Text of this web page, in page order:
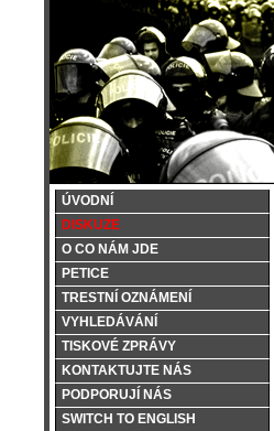
ÚVODNÍ
DISKUZE
O CO NÁM JDE
PETICE
TRESTNÍ OZNÁMENÍ
VYHLEDÁVÁNÍ
TISKOVÉ ZPRÁVY
KONTAKTUJTE NÁS
PODPORUJÍ NÁS
SWITCH TO ENGLISH